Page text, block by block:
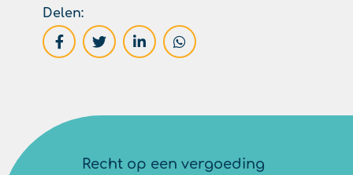
Delen:
Recht op een vergoeding